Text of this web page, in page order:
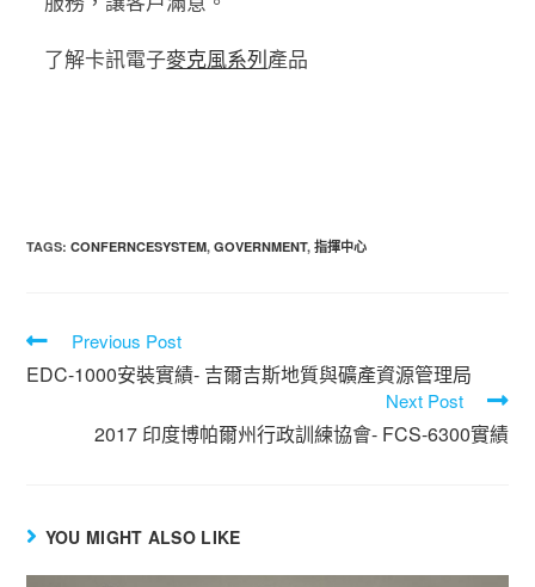
了解卡訊電子麥克風系列產品
TAGS:CONFERNCESYSTEM, GOVERNMENT, 指揮中心
Previous Post
EDC-1000安裝實績- 吉爾吉斯地質與礦產資源管理局
Next Post
2017 印度博帕爾州行政訓練協會- FCS-6300實績
YOU MIGHT ALSO LIKE